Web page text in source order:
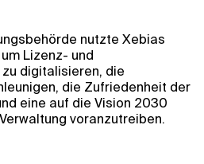
nutzte Xebias
Lizenz- und
digitalisieren, die
die Zufriedenheit der
eine auf die Vision 2030
voranzutreiben.